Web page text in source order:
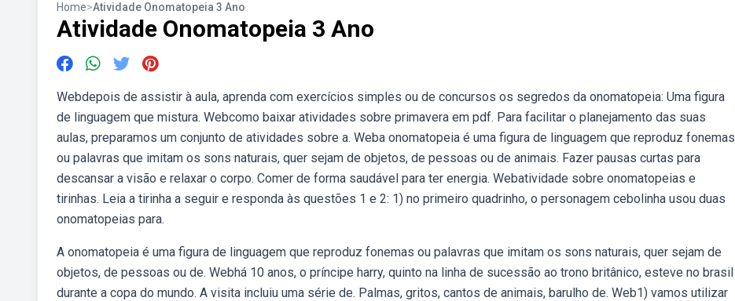
Home>Atividade Onomatopeia 3 Ano
Atividade Onomatopeia 3 Ano
Webdepois de assistir à aula, aprenda com exercícios simples ou de concursos os segredos da onomatopeia: Uma figura
de linguagem que mistura. Webcomo baixar atividades sobre primavera em pdf. Para facilitar o planejamento das suas
aulas, preparamos um conjunto de atividades sobre a. Weba onomatopeia é uma figura de linguagem que reproduz fonemas
ou palavras que imitam os sons naturais, quer sejam de objetos, de pessoas ou de animais. Fazer pausas curtas para
descansar a visão e relaxar o corpo. Comer de forma saudável para ter energia. Webatividade sobre onomatopeias e
tirinhas. Leia a tirinha a seguir e responda às questões 1 e 2: 1) no primeiro quadrinho, o personagem cebolinha usou duas
onomatopeias para.
A onomatopeia é uma figura de linguagem que reproduz fonemas ou palavras que imitam os sons naturais, quer sejam de
objetos, de pessoas ou de. Webhá 10 anos, o príncipe harry, quinto na linha de sucessão ao trono britânico, esteve no brasil
durante a copa do mundo. A visita incluiu uma série de. Palmas, gritos, cantos de animais, barulho de. Web1) vamos utilizar